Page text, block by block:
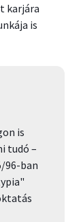
karjára
is
is
tudó –
96-ban